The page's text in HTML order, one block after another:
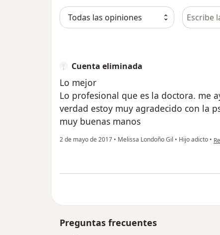
Busca en
Cuenta eliminada
Lo mejor
Lo profesional que es la doctora. me
verdad estoy muy agradecido con la
muy buenas manos
2 de mayo de 2017 • Melissa Londoño Gil • Hijo adicto •
Preguntas frecuentes